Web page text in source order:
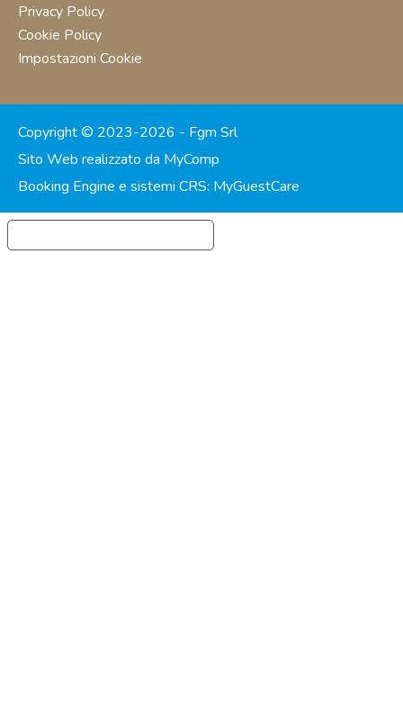
Privacy Policy
Cookie Policy
Impostazioni Cookie
Copyright © 2023-2026 - Fgm Srl
Sito Web realizzato da MyComp
Booking Engine e sistemi CRS: MyGuestCare